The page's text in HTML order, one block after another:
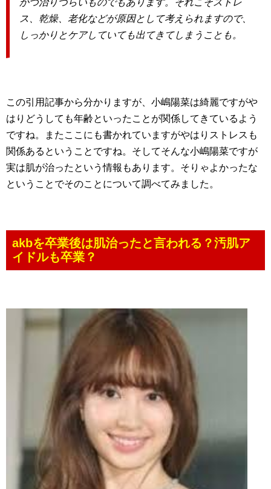
かつ治りづらいものでもあります。それこそストレ
ス、乾燥、老化などが原因として考えられますので、
しっかりとケアしていても出てきてしまうことも。
この引用記事から分かりますが、小嶋陽菜は綺麗ですがや
はりどうしても年齢といったことが関係してきているよう
ですね。またここにも書かれていますがやはりストレスも
関係あるということですね。そしてそんな小嶋陽菜ですが
実は肌が治ったという情報もあります。そりゃよかったな
ということでそのことについて調べてみました。
akbを卒業後は肌治ったと言われる？汚肌ア
イドルも卒業？